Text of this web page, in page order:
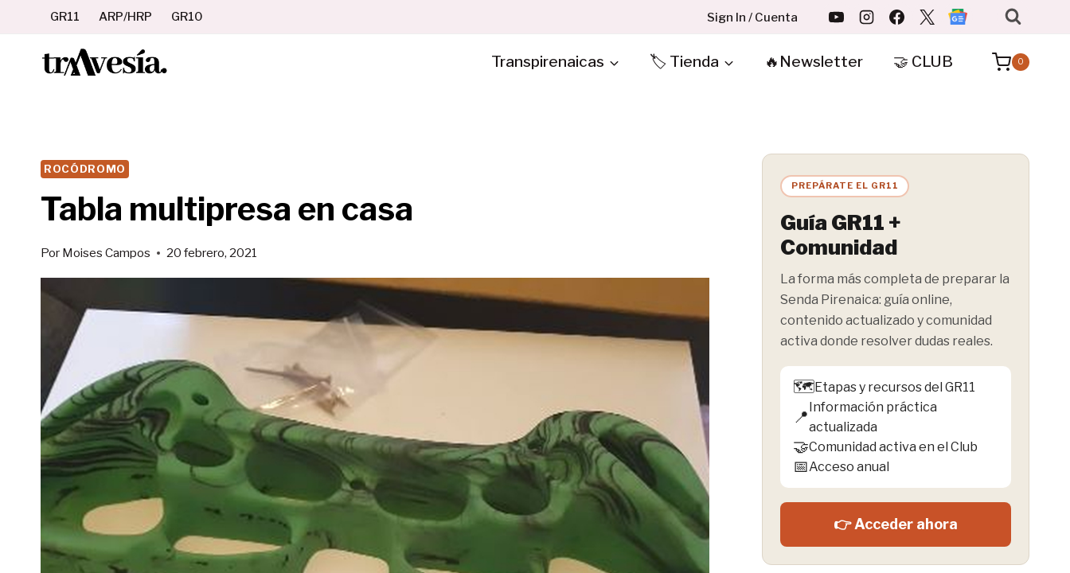
contenido
GR11 ARP/HRP GR10 Sign In / Cuenta
Transpirenaicas 🏷️ Tienda 🔥Newsletter 🤝 CLUB 0
ROCÓDROMO
Tabla multipresa en casa
Por Moises Campos 20 febrero, 2021
PREPÁRATE EL GR11
Guía GR11 +
Comunidad
La forma más completa de preparar la
Senda Pirenaica: guía online,
contenido actualizado y comunidad
activa donde resolver dudas reales.
🗺️Etapas y recursos del GR11
📍
Información práctica
actualizada
🤝Comunidad activa en el Club
📅Acceso anual
👉 Acceder ahora